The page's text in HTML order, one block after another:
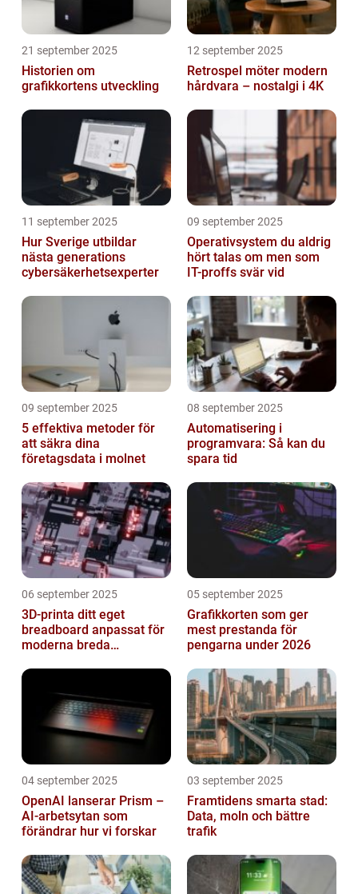
21 september 2025
Historien om
grafikkortens utveckling
12 september 2025
Retrospel möter modern
hårdvara – nostalgi i 4K
11 september 2025
Hur Sverige utbildar
nästa generations
cybersäkerhetsexperter
09 september 2025
Operativsystem du aldrig
hört talas om men som
IT-proffs svär vid
09 september 2025
5 effektiva metoder för
att säkra dina
företagsdata i molnet
08 september 2025
Automatisering i
programvara: Så kan du
spara tid
06 september 2025
3D-printa ditt eget
breadboard anpassat för
moderna breda
05 september 2025
Grafikkorten som ger
mest prestanda för
pengarna under 2026
04 september 2025
OpenAI lanserar Prism –
AI-arbetsytan som
förändrar hur vi forskar
03 september 2025
Framtidens smarta stad:
Data, moln och bättre
trafik